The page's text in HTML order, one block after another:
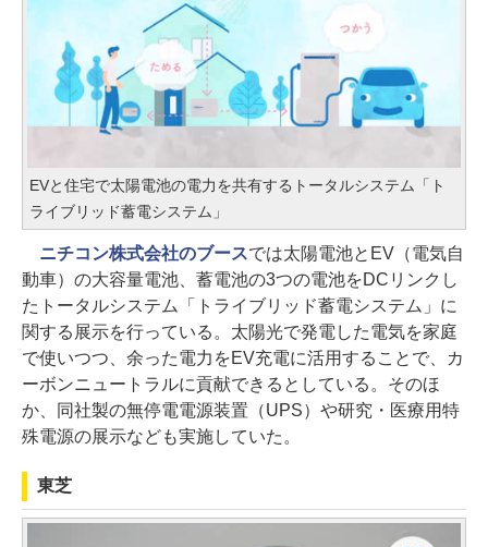
EVと住宅で太陽電池の電力を共有するトータルシステム「ト
ライブリッド蓄電システム」
ニチコン株式会社のブースでは太陽電池とEV（電気自
動車）の大容量電池、蓄電池の3つの電池をDCリンクし
たトータルシステム「トライブリッド蓄電システム」に
関する展示を行っている。太陽光で発電した電気を家庭
で使いつつ、余った電力をEV充電に活用することで、カ
ーボンニュートラルに貢献できるとしている。そのほ
か、同社製の無停電電源装置（UPS）や研究・医療用特
殊電源の展示なども実施していた。
東芝